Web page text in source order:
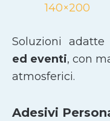
140×200
Soluzioni adatte
ed eventi, con
atmosferici.
Adesivi